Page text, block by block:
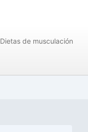
Dietas de musculación